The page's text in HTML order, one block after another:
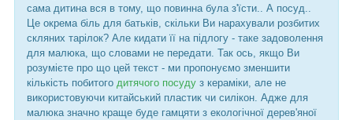
сама дитина вся в тому, що повинна була з'їсти.. А посуд..
Це окрема біль для батьків, скільки Ви нарахували розбитих
скляних тарілок? Але кидати її на підлогу - таке задоволення
для малюка, що словами не передати. Так ось, якщо Ви
розумієте про що цей текст - ми пропонуємо зменшити
кількість побитого дитячого посуду з кераміки, але не
використовуючи китайський пластик чи силікон. Адже для
малюка значно краще буде гамцяти з екологічної дерев'яної